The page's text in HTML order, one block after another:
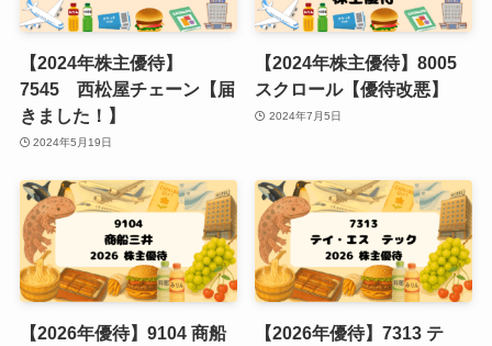
【2024年株主優待】
7545 西松屋チェーン【届
きました！】
2024年5月19日
【2024年株主優待】8005
スクロール【優待改悪】
2024年7月5日
【2026年優待】9104 商船
【2026年優待】7313 テ